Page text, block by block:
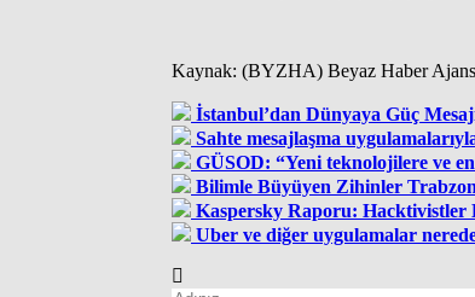
Kaynak: (BYZHA) Beyaz Haber
İstanbul’dan Dünyaya Güç
Sahte mesajlaşma
GÜSOD: “Yeni teknolojilere ve
Bilimle Büyüyen Zihinler
Kaspersky Raporu: Hacktivistler
Uber ve diğer uygulamalar